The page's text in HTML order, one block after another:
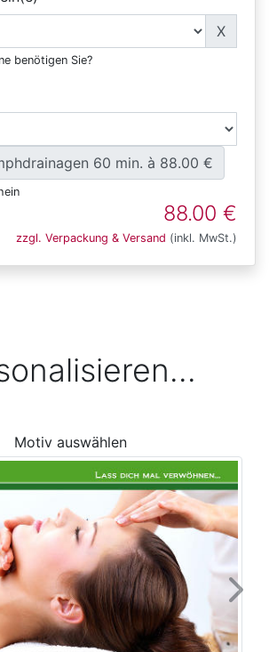
X
benötigen Sie?
60 min. à 88.00 €
88.00 €
zzgl. Verpackung & Versand (inkl. MwSt.)
Motiv auswählen
Next